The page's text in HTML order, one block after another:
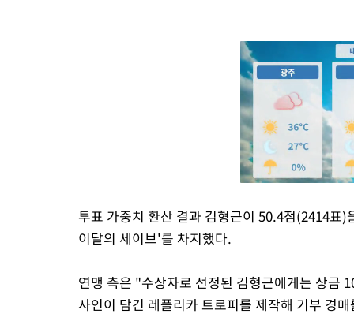
투표 가중치 환산 결과 김형근이 50.4점(2414표
이달의 세이브'를 차지했다.
연맹 측은 "수상자로 선정된 김형근에게는 상금
사인이 담긴 레플리카 트로피를 제작해 기부 경